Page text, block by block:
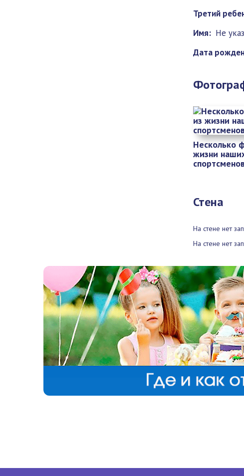
Третий
Имя: Не
Дата
Несколько
жизни
Стена
На стене нет
На стене нет